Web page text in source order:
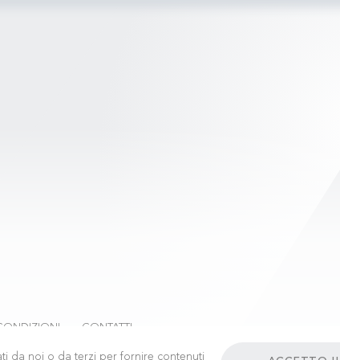
CONTATTI
da noi o da terzi per fornire contenuti